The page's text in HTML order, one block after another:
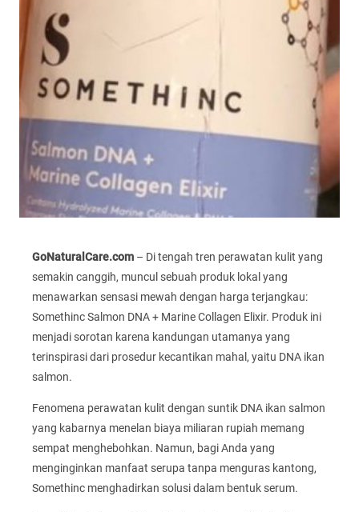
GoNaturalCare.com – Di tengah tren perawatan kulit yang
semakin canggih, muncul sebuah produk lokal yang
menawarkan sensasi mewah dengan harga terjangkau:
Somethinc Salmon DNA + Marine Collagen Elixir. Produk ini
menjadi sorotan karena kandungan utamanya yang
terinspirasi dari prosedur kecantikan mahal, yaitu DNA ikan
salmon.
Fenomena perawatan kulit dengan suntik DNA ikan salmon
yang kabarnya menelan biaya miliaran rupiah memang
sempat menghebohkan. Namun, bagi Anda yang
menginginkan manfaat serupa tanpa menguras kantong,
Somethinc menghadirkan solusi dalam bentuk serum.